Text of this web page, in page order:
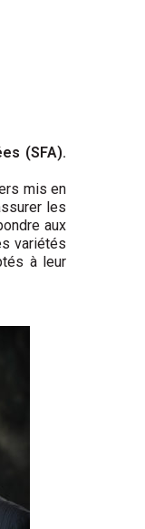
(SFA).
mis en
les
aux
variétés
à leur